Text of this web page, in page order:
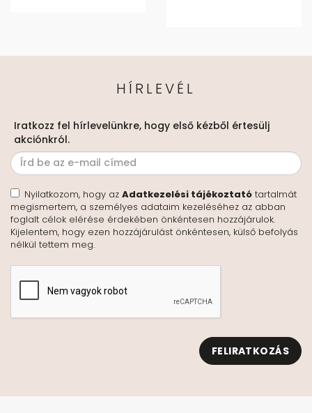
HÍRLEVÉL
Iratkozz fel hírlevelünkre, hogy első kézből értesülj
akciónkról.
Nyilatkozom, hogy az Adatkezelési tájékoztató tartalmát
megismertem, a személyes adataim kezeléséhez az abban
foglalt célok elérése érdekében önkéntesen hozzájárulok.
Kijelentem, hogy ezen hozzájárulást önkéntesen, külső befolyás
nélkül tettem meg.
FELIRATKOZÁS